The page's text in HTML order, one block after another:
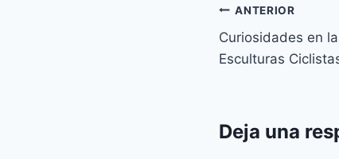
Navegación
de
ANTERIOR
Curiosidades en
Esculturas
Deja una